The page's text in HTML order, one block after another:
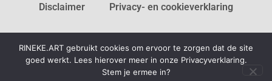
Disclaimer Privacy- en cookieverklaring
2026 RINEKE.ART
RINEKE.ART gebruikt cookies om ervoor te zorgen dat de site
goed werkt. Lees hierover meer in onze Privacyverklaring.
Stem je ermee in?